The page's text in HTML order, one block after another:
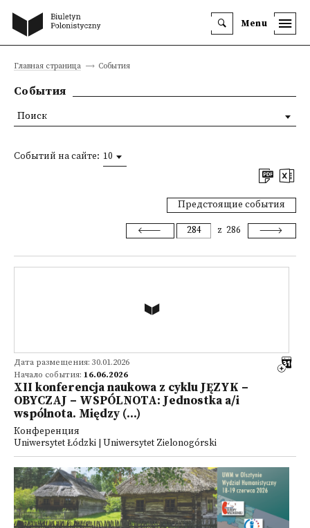
Menu
Главная страница События
События
Событий на сайте: 10
Предстоящие события
z 286
Дата размещения: 30.01.2026
Начало события: 16.06.2026
XII konferencja naukowa z cyklu JĘZYK –
OBYCZAJ – WSPÓLNOTA: Jednostka a/i
wspólnota. Między (...)
Конференция
Uniwersytet Łódzki | Uniwersytet Zielonogórski
Поиск